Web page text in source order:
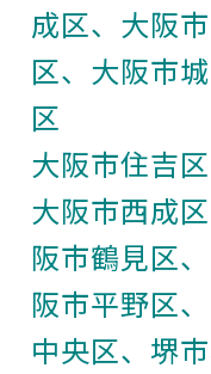
成区、大阪
区、大阪市
区
大阪市住吉
大阪市西成
阪市鶴見区
阪市平野区
中央区、堺